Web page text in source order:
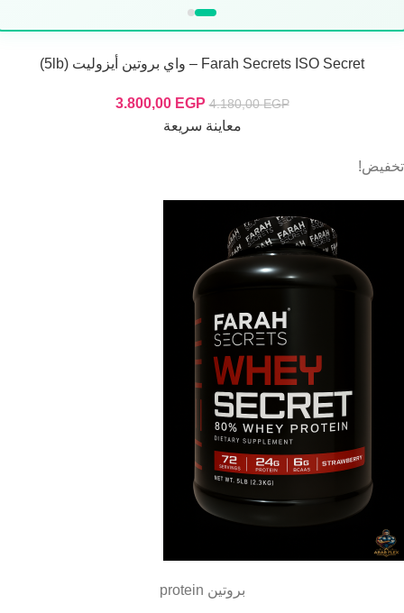
Farah Secrets ISO Secret – واي بروتين أيزوليت (5lb)
4.180,00EGP
3.800,00 EGP
معاينة سريعة
تخفيض!
بروتين protein